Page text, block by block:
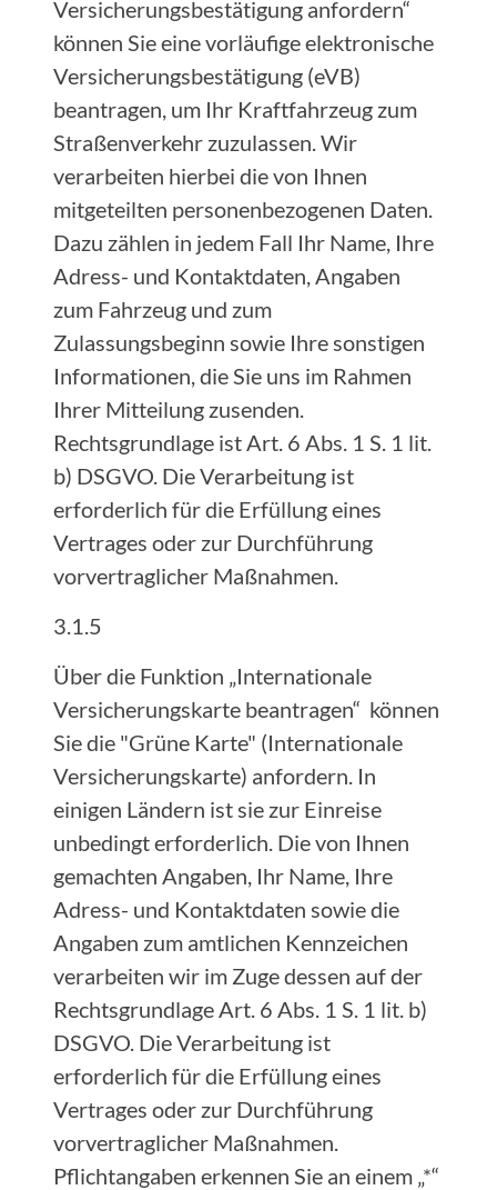
Versicherungsbestätigung anfordern“
können Sie eine vorläufige elektronische
Versicherungsbestätigung (eVB)
beantragen, um Ihr Kraftfahrzeug zum
Straßenverkehr zuzulassen. Wir
verarbeiten hierbei die von Ihnen
mitgeteilten personenbezogenen Daten.
Dazu zählen in jedem Fall Ihr Name, Ihre
Adress- und Kontaktdaten, Angaben
zum Fahrzeug und zum
Zulassungsbeginn sowie Ihre sonstigen
Informationen, die Sie uns im Rahmen
Ihrer Mitteilung zusenden.
Rechtsgrundlage ist Art. 6 Abs. 1 S. 1 lit.
b) DSGVO. Die Verarbeitung ist
erforderlich für die Erfüllung eines
Vertrages oder zur Durchführung
vorvertraglicher Maßnahmen.
3.1.5
Über die Funktion „Internationale
Versicherungskarte beantragen“ können
Sie die "Grüne Karte" (Internationale
Versicherungskarte) anfordern. In
einigen Ländern ist sie zur Einreise
unbedingt erforderlich. Die von Ihnen
gemachten Angaben, Ihr Name, Ihre
Adress- und Kontaktdaten sowie die
Angaben zum amtlichen Kennzeichen
verarbeiten wir im Zuge dessen auf der
Rechtsgrundlage Art. 6 Abs. 1 S. 1 lit. b)
DSGVO. Die Verarbeitung ist
erforderlich für die Erfüllung eines
Vertrages oder zur Durchführung
vorvertraglicher Maßnahmen.
Pflichtangaben erkennen Sie an einem „*“